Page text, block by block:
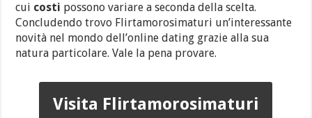
cui costi possono variare a seconda della scelta.
Concludendo trovo Flirtamorosimaturi un’interessante
novità nel mondo dell’online dating grazie alla sua
natura particolare. Vale la pena provare.
Visita Flirtamorosimaturi